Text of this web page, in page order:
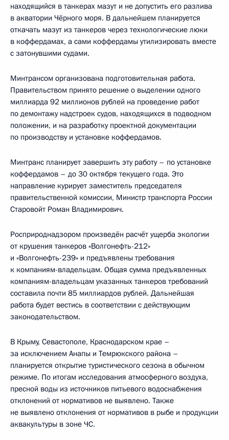
находящийся в танкерах мазут и не допустить его разлива
в акватории Чёрного моря. В дальнейшем планируется
откачать мазут из танкеров через технологические люки
в коффердамах, а сами коффердамы утилизировать вместе
с затонувшими судами.
Минтрансом организована подготовительная работа.
Правительством принято решение о выделении одного
миллиарда 92 миллионов рублей на проведение работ
по демонтажу надстроек судов, находящихся в подводном
положении, и на разработку проектной документации
по производству и установке коффердамов.
Минтранс планирует завершить эту работу – по установке
коффердамов – до 30 октября текущего года. Это
направление курирует заместитель председателя
правительственной комиссии, Министр транспорта России
Старовойт Роман Владимирович.
Росприроднадзором произведён расчёт ущерба экологии
от крушения танкеров «Волгонефть-212»
и «Волгонефть-239» и предъявлены требования
к компаниям-владельцам. Общая сумма предъявленных
компаниям-владельцам указанных танкеров требований
составила почти 85 миллиардов рублей. Дальнейшая
работа будет вестись в соответствии с действующим
законодательством.
В Крыму, Севастополе, Краснодарском крае –
за исключением Анапы и Темрюкского района –
планируется открытие туристического сезона в обычном
режиме. По итогам исследования атмосферного воздуха,
пресной воды из источников питьевого водоснабжения
отклонений от нормативов не выявлено. Также
не выявлено отклонения от нормативов в рыбе и продукции
аквакультуры в зоне ЧС.